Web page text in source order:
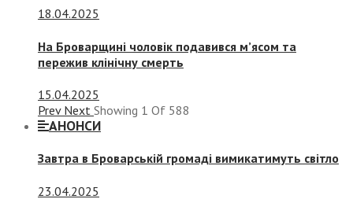
18.04.2025
На Броварщині чоловік подавився м’ясом та
пережив клінічну смерть
15.04.2025
Prev Next Showing 1 Of 588
АНОНСИ
Завтра в Броварській громаді вимикатимуть світло
23.04.2025